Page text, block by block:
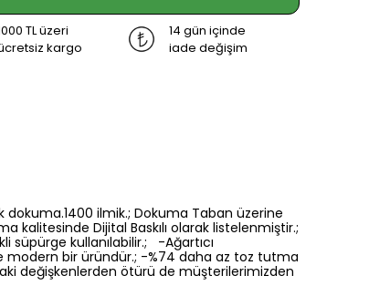
TL üzeri
kargo
14 gün içinde
iade değişim
dokuma.1400 ilmik.; Dokuma Taban üzerine
kalitesinde Dijital Baskılı olarak listelenmiştir.;
süpürge kullanılabilir.; -Ağartıcı
modern bir üründür.; -%74 daha az toz tutma
değişkenlerden ötürü de müşterilerimizden